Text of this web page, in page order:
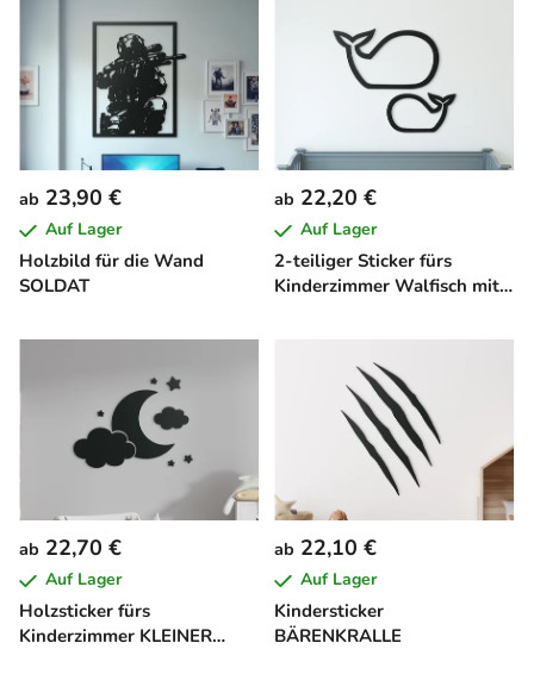
Holzbild für die Wand
SOLDAT
ab 23,90 €
Auf Lager
2-teiliger Sticker fürs
Kinderzimmer Walfisch mit
ab 22,20 €
Auf Lager
Holzsticker fürs
Kinderzimmer KLEINER
ab 22,70 €
Auf Lager
Kindersticker
BÄRENKRALLE
ab 22,10 €
Auf Lager